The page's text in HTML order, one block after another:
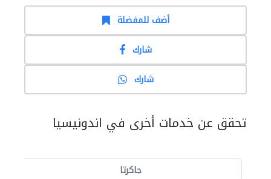
أضف للمفضلة
شارك
شارك
تحقق عن خدمات أخرى في اندونيسيا
جاكرتا